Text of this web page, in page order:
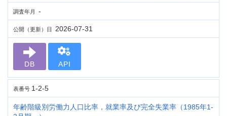
調査年月 -
公開（更新）日 2026-07-31
DB API
表番号 1-2-5
年齢階級別労働力人口比率，就業率及び完全失業率（1985年1-